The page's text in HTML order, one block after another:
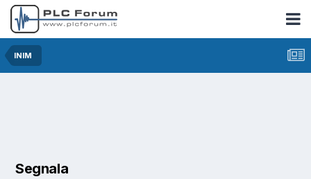
INIM
Segnala